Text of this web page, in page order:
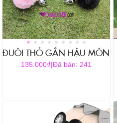
ĐUÔI THỎ GẮN HẬU MÔN
135.000₫|Đã bán: 241
nhiều